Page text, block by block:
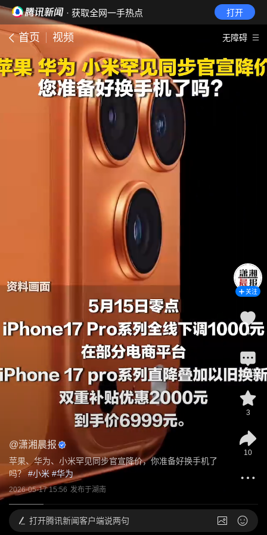
· 获取全网一手热点 打开
首页 视频 无障碍
@潇湘晨报
苹果、华为、小米罕见同步官宣降价，你准备好换手机了
吗？ #小米 #华为
2026-05-17 15:56 发布于湖南
关注
4
评论
3
10
打开腾讯新闻客户端说两句